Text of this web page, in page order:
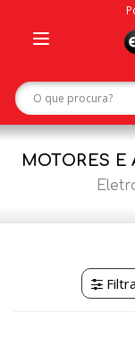
navigation
MOTORES E